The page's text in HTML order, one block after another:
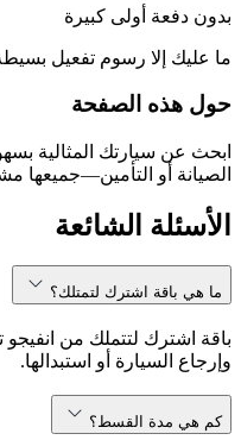
بدون دفعة أولى كبيرة
ما عليك إلا رسوم تفعيل
حول هذه الصفحة
الصيانة أو التأمين—جميعها
الأسئلة الشائعة
ما هي باقة اشترك لتمتلك؟
باقة اشترك لتتملك من
وإرجاع السيارة أو استبدالها.
كم هي مدة القسط؟